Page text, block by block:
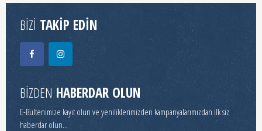
BİZİ TAKİP EDİN
BİZDEN HABERDAR OLUN
E-Bültenimize kayıt olun ve yeniliklerimizden kampanyalarımızdan ilk siz
haberdar olun...